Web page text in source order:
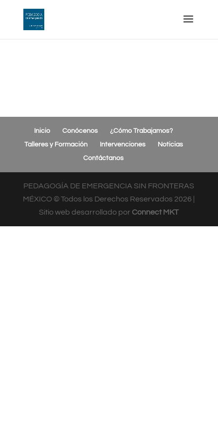
Inicio Conócenos
¿Cómo Trabajamos?
Talleres y Formación
Intervenciones
Noticias
Contáctanos
PEDAGOGÍA DE EMERGENCIA SIN FRONTERAS
MÉXICO © Todos los Derechos Reservados 2026
Sitio web desarrollado porConnect MKT